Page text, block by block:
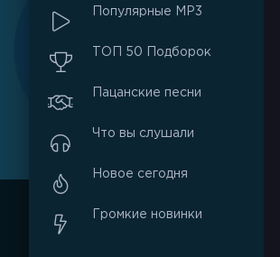
Популярные MP3
ТОП 50 Подборок
Пацанские песни
Что вы слушали
Новое сегодня
Громкие новинки